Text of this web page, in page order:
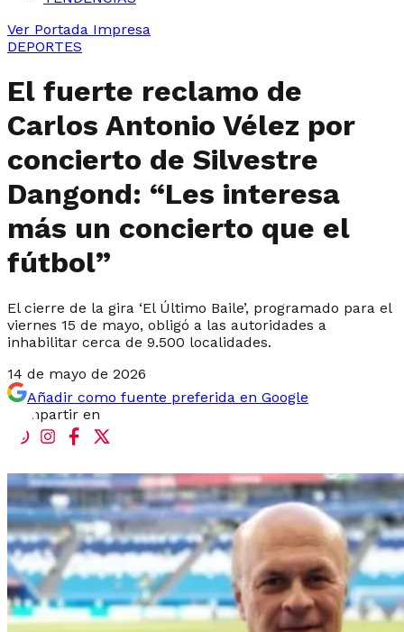
Ver Portada Impresa
DEPORTES
El fuerte reclamo de
Carlos Antonio Vélez por
concierto de Silvestre
Dangond: “Les interesa
más un concierto que el
fútbol”
El cierre de la gira ‘El Último Baile’, programado para el
viernes 15 de mayo, obligó a las autoridades a
inhabilitar cerca de 9.500 localidades.
14 de mayo de 2026
Añadir como fuente preferida en Google
Compartir en